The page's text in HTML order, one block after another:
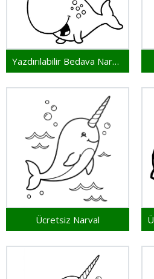
Yazdırılabilir Bedava Narval
Ücretsiz Narval